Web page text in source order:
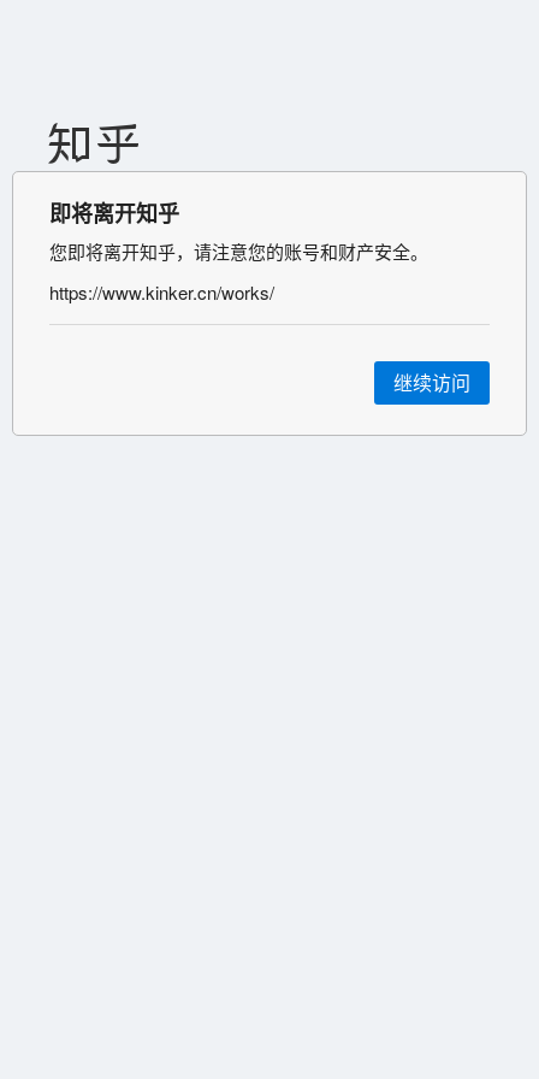
即将离开知乎
您即将离开知乎，请注意您的账号和财产安全。
https://www.kinker.cn/works/
继续访问